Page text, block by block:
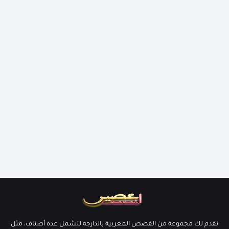
نقدم لك مجموعة من القصص المغربية بالدارجة لتشمل عدة أصناف، مثل